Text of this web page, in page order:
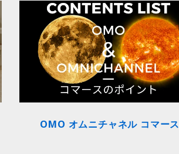
OMO オムニチャネル コマース